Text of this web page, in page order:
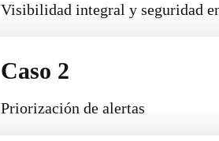
Visibilidad integral y seguridad
Caso 2
Priorización de alertas